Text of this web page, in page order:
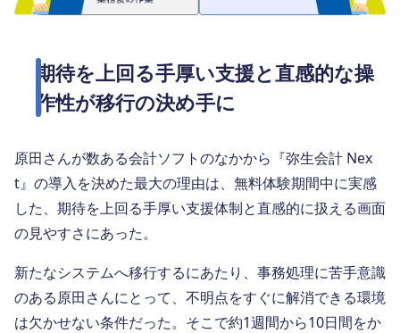
期待を上回る手厚い支援と直感的な操
作性が移行の決め手に
原田さんが数ある会計ソフトのなかから『弥生会計 Nex
t』の導入を決めた最大の理由は、無料体験期間中に実感
した、期待を上回る手厚い支援体制と直感的に扱える画面
の見やすさにあった。
新たなシステムへ移行するにあたり、事務処理に苦手意識
のある原田さんにとって、不明点をすぐに解消できる環境
は欠かせない条件だった。そこで約1週間から10日間をか